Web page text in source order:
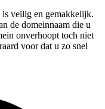
veilig en gemakkelijk.
de domeinnaam die u
onverhoopt toch niet
voor dat u zo snel